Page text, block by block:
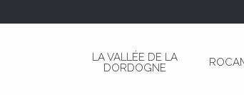
LA VALLÉE DE LA
DORDOGNE
Soirée karaoké au